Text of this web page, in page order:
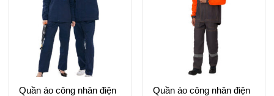
Quần áo công nhân điện
Quần áo công nhân điện